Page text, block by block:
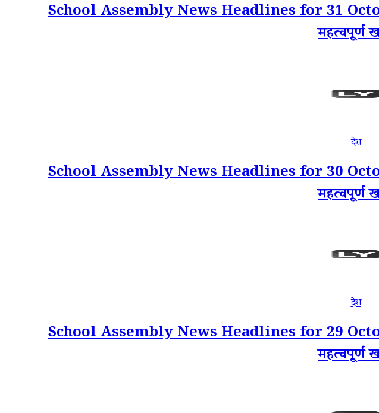
School Assembly News Headlines for 31
महत्वपूर्ण
देश
School Assembly News Headlines for 30
महत्वपूर्ण
देश
School Assembly News Headlines for 29
महत्वपूर्ण